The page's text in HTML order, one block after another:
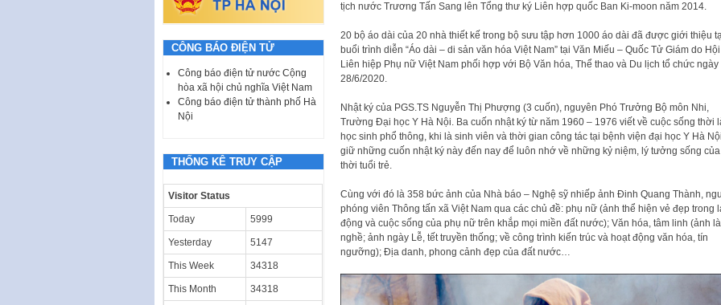
tịch nước Trương Tấn Sang lên Tổng thư ký Liên hợp quốc Ban Ki-moon năm 2014.
20 bộ áo dài của 20 nhà thiết kế trong bộ sưu tập hơn 1000 áo dài đã được giới thiệu
buổi trình diễn “Áo dài – di sản văn hóa Việt Nam” tại Văn Miếu – Quốc Tử Giám do Hội
Liên hiệp Phụ nữ Việt Nam phối hợp với Bộ Văn hóa, Thể thao và Du lịch tổ chức ngày
28/6/2020.
Nhật ký của PGS.TS Nguyễn Thị Phượng (3 cuốn), nguyên Phó Trưởng Bộ môn Nhi,
Trường Đại học Y Hà Nội. Ba cuốn nhật ký từ năm 1960 – 1976 viết về cuộc sống thời
học sinh phổ thông, khi là sinh viên và thời gian công tác tại bệnh viện đại học Y Hà
giữ những cuốn nhật ký này đến nay để luôn nhớ về những kỷ niệm, lý tưởng sống
thời tuổi trẻ.
Cùng với đó là 358 bức ảnh của Nhà báo – Nghệ sỹ nhiếp ảnh Đinh Quang Thành,
phóng viên Thông tấn xã Việt Nam qua các chủ đề: phụ nữ (ảnh thể hiện vẻ đẹp trong
động và cuộc sống của phụ nữ trên khắp mọi miền đất nước); Văn hóa, tâm linh (ảnh
nghề; ảnh ngày Lễ, tết truyền thống; về công trình kiến trúc và hoạt động văn hóa, tín
ngưỡng); Địa danh, phong cảnh đẹp của đất nước…
CÔNG BÁO ĐIỆN TỬ
Công báo điện tử nước Cộng
hòa xã hội chủ nghĩa Việt Nam
Công báo điện tử thành phố Hà
Nội
THỐNG KÊ TRUY CẬP
Visitor Status
Today 5999
Yesterday 5147
This Week 34318
This Month 34318